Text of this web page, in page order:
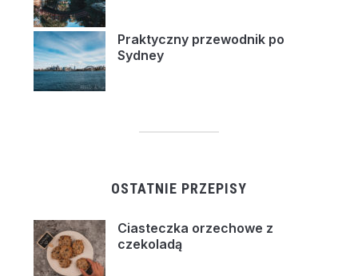
Praktyczny przewodnik po
Sydney
OSTATNIE PRZEPISY
Ciasteczka orzechowe z
czekoladą